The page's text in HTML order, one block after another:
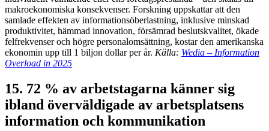
makroekonomiska konsekvenser. Forskning uppskattar att den
samlade effekten av informationsöberlastning, inklusive minskad
produktivitet, hämmad innovation, försämrad beslutskvalitet, ökade
felfrekvenser och högre personalomsättning, kostar den amerikanska
ekonomin upp till 1 biljon dollar per år. Källa: Wedia – Information
Overload in 2025
15. 72 % av arbetstagarna känner sig
ibland överväldigade av arbetsplatsens
information och kommunikation